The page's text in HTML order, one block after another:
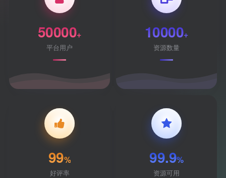
50000+
平台用户
10000+
资源数量
99%
好评率
99.9%
资源可用